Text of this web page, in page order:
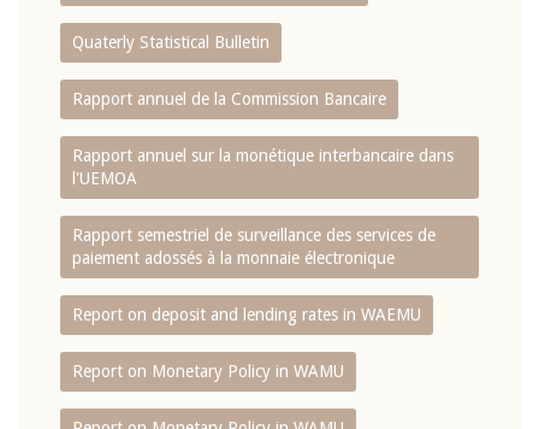
Quaterly Statistical Bulletin
Rapport annuel de la Commission Bancaire
Rapport annuel sur la monétique interbancaire dans
l'UEMOA
Rapport semestriel de surveillance des services de
paiement adossés à la monnaie électronique
Report on deposit and lending rates in WAEMU
Report on Monetary Policy in WAMU